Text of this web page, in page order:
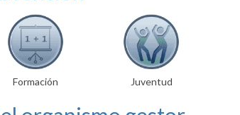
Formación Juventud